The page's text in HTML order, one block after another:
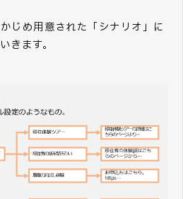
じめ用意された「シナリオ」に
きます。